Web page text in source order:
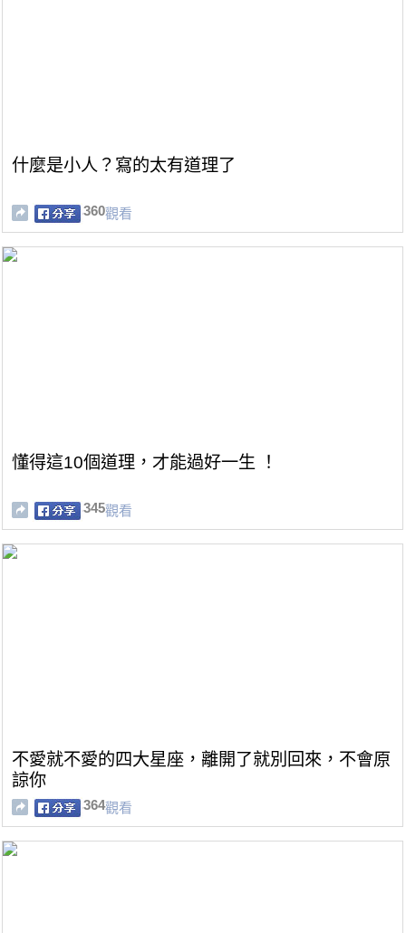
什麼是小人？寫的太有道理了
360觀看
懂得這10個道理，才能過好一生 ！
345觀看
不愛就不愛的四大星座，離開了就別回來，不會原
諒你
364觀看